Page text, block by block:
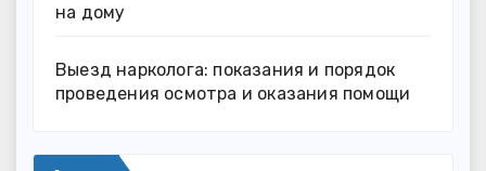
на дому
Выезд нарколога: показания и порядок
проведения осмотра и оказания помощи